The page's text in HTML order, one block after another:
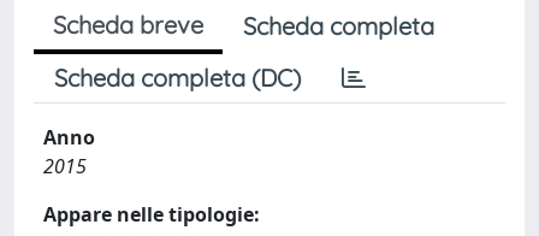
Scheda breve
Scheda completa
Scheda completa (DC)
Anno
2015
Appare nelle tipologie: